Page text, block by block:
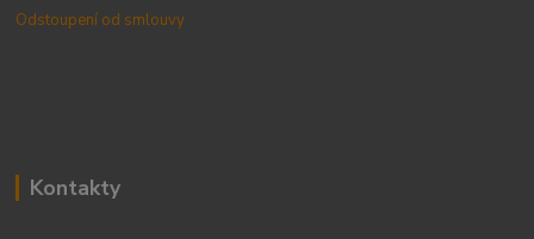
Odstoupení od smlouvy
Kontakty